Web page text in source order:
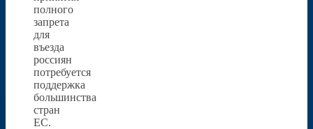
полного
запрета
для
въезда
россиян
потребуется
поддержка
большинства
стран
ЕС.